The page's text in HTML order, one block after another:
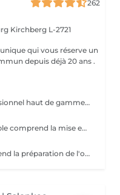
262
Kirchberg L-2721
qui vous réserve un
depuis déjà 20 ans .
Le soin IBX est un traitement professionnel haut de gamme qui répare et renforce les ongles naturels de l'intérieur. Sa technologie innovante pénètre au cur de l'ongle pour restaurer sa structure, limiter la casse et sublimer durablement l'ongle naturel. Idéal pour les ongles fragilisés,il s'intègre parfaitement a une pose de vernis pour une tenue optimale et des ongles visiblement plus forts.
Manucure simple La manucure simple comprend la mise en forme des ongles, le soin de cuticules et l'application d'une base de soin enrichie en calcium. Idéale si vous souhaitez des ongles propres, nets et renforcés avec une finition naturelle ,sans couleur. Manucure avec vernis La manucure avec vernis comprend la mise en forme des ongles, le soin des cuticules et l'application d'un vernis classique de la couleur de votre choix. Parfaite si vous souhaitez une finition soignée et colorée tout en gardant un rendu naturel. Manucure japonaise La manucure japonaise comprend la mise en forme des ongles, le soin des cuticules et l'application d'une patte enrichie en kératine, cire d'abeille et minéraux, poli directement sur l'ongle. Elle nourrit, renforce et apporte une brillance naturelle durable, idéal pour les ongles fragiles, mots ou abîmer.
La pose de semi-permanent comprend la préparation de l'ongle, la mise en forme, le soin des cuticules et l'application de la couleur choisie. Grâce à sa tenue longue durée, le semi-permanent offre une brillance parfaite et une tenue de 2 à 3 semaines, sans ecaillement, pour des ongles impeccables au quotidien.